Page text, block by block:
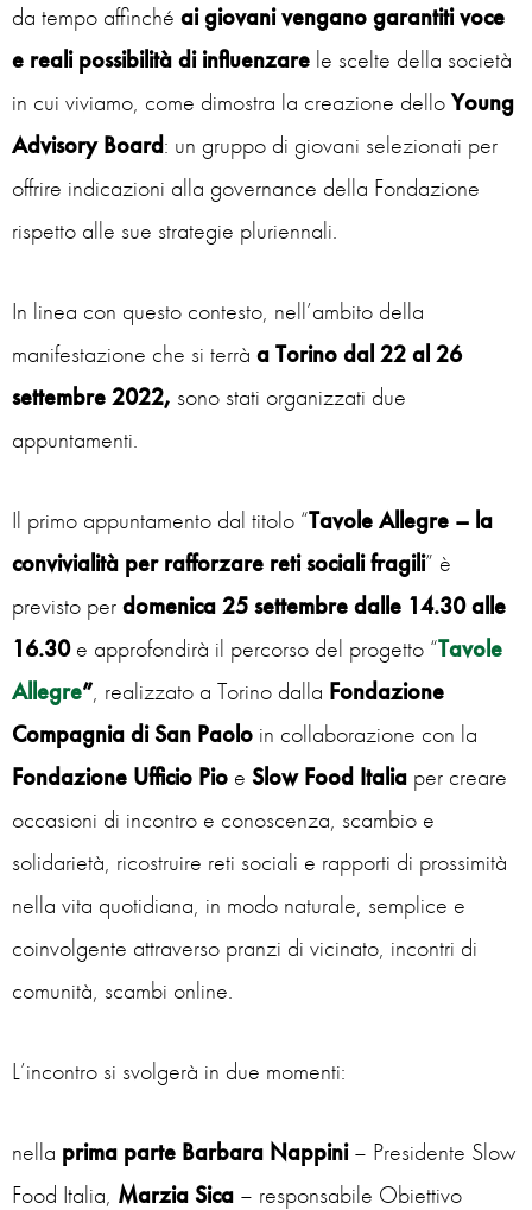
da tempo affinché ai giovanivengano garantiti voce
e reali possibilità di influenzare le scelte della società
in cui viviamo, come dimostra la creazione delloYoung
Advisory Board: un gruppo di giovani selezionati per
offrire indicazioni alla governance della Fondazione
rispetto alle sue strategie pluriennali.
In linea con questo contesto, nell’ambito della
manifestazione che si terrà a Torino dal 22 al 26
settembre 2022, sono stati organizzati due
appuntamenti.
Il primo appuntamento dal titolo “Tavole Allegre – la
convivialità per rafforzare reti sociali fragili” è
previsto perdomenica 25 settembre dalle 14.30 alle
16.30e approfondirà il percorso del progetto “Tavole
Allegre”, realizzato a Torino dalla Fondazione
Compagnia di San Paolo in collaborazione con la
Fondazione Ufficio Pio e Slow Food Italia per creare
occasioni di incontro e conoscenza, scambio e
solidarietà, ricostruire reti sociali e rapporti di prossimità
nella vita quotidiana, in modo naturale, semplice e
coinvolgente attraverso pranzi di vicinato, incontri di
comunità, scambi online.
L’incontro si svolgerà in due momenti:
nella prima parte Barbara Nappini– Presidente Slow
Food Italia, Marzia Sica – responsabile Obiettivo